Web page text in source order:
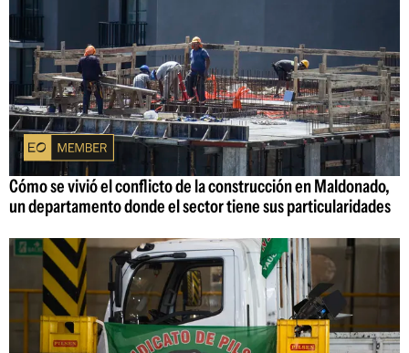
Cómo se vivió el conflicto de la construcción en Maldonado,
un departamento donde el sector tiene sus particularidades